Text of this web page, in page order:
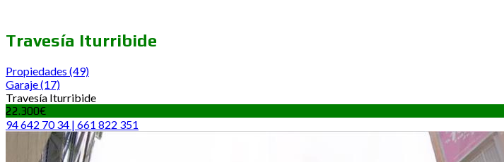
Travesía Iturribide
Propiedades (49)
Garaje(17)
Travesía Iturribide
22.300€
94 642 70 34 | 661 822 351